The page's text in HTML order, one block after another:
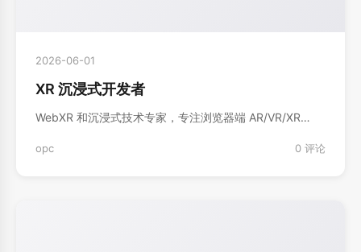
2026-06-01
XR 沉浸式开发者
WebXR 和沉浸式技术专家，专注浏览器端 AR/VR/XR…
opc 0 评论